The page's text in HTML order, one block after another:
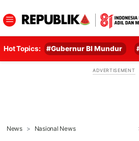
Hot Topics: #Gubernur BI Mundur
News Nasional News